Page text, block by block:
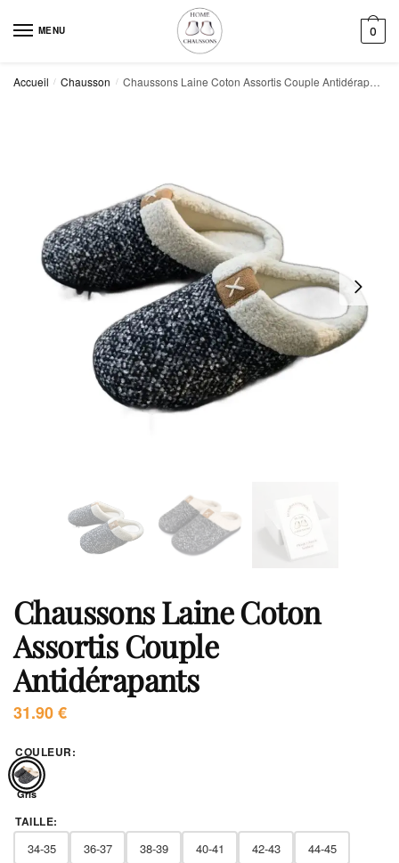
MENU 0
Accueil / Chausson / Chaussons Laine Coton Assortis Couple Antidérapants
Chaussons Laine Coton
Assortis Couple
Antidérapants
31.90€
COULEUR:
Gris
TAILLE:
34-35 36-37 38-39 40-41 42-43
44-45